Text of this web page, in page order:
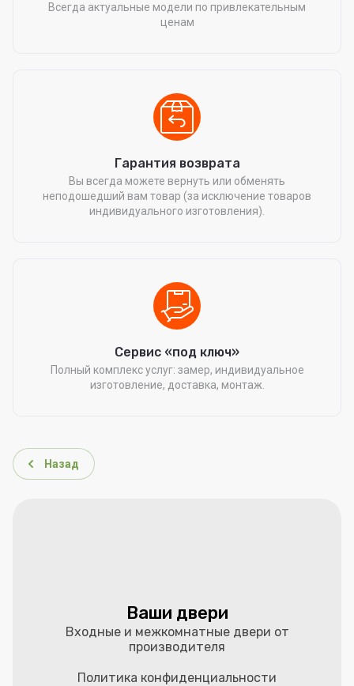
Всегда актуальные модели по привлекательным
ценам
Гарантия возврата
Вы всегда можете вернуть или обменять
неподошедший вам товар (за исключение товаров
индивидуального изготовления).
Сервис «под ключ»
Полный комплекс услуг: замер, индивидуальное
изготовление, доставка, монтаж.
Назад
Ваши двери
Входные и межкомнатные двери от
производителя
Политика конфиденциальности